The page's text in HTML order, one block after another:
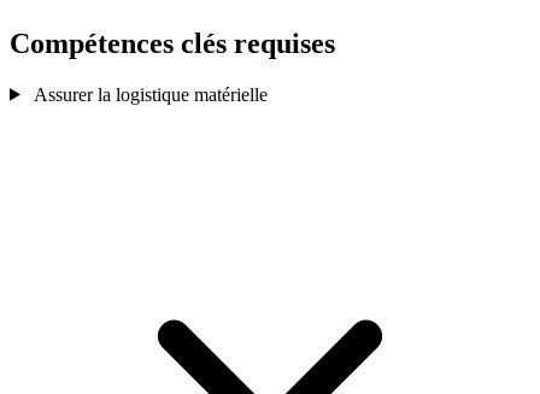
Compétences clés requises
Assurer la logistique matérielle